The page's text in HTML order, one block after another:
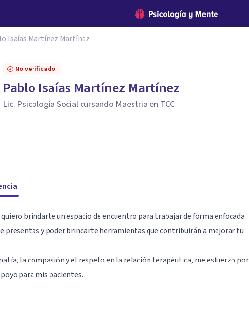
Isaías Martínez Martínez
No verificado
Pablo Isaías Martínez Martínez
Lic. Psicología Social cursando Maestria en TCC
brindarte un espacio de encuentro para trabajar de forma enfocada
presentas y poder brindarte herramientas que contribuirán a mejorar tu
la compasión y el respeto en la relación terapéutica, me esfuerzo por
para mis pacientes.